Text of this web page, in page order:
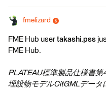
fmelizard
FME Hub user takashi.pss
FME Hub.
PLATEAU標準製品仕様書
埋設物モデルCitGMLデータ